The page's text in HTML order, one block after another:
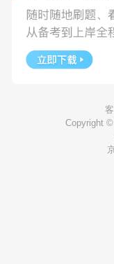
Copyright ©